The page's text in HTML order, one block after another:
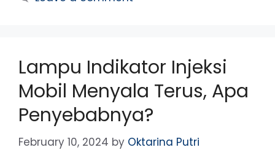
Lampu Indikator Injeksi
Mobil Menyala Terus, Apa
Penyebabnya?
February 10, 2024 by Oktarina Putri